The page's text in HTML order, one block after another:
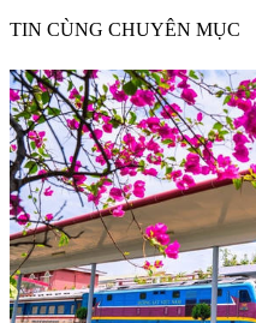
TIN CÙNG CHUYÊN MỤC